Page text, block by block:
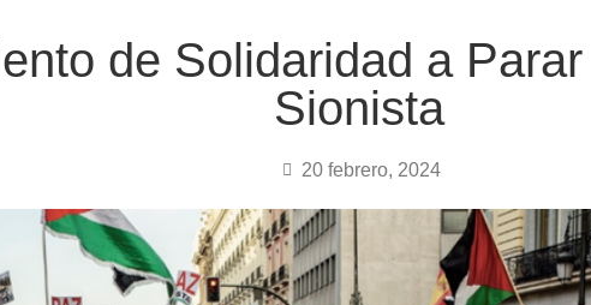
de Solidaridad a
Sionista
20 febrero, 2024